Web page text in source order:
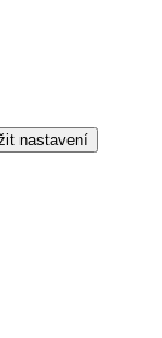
nastavení